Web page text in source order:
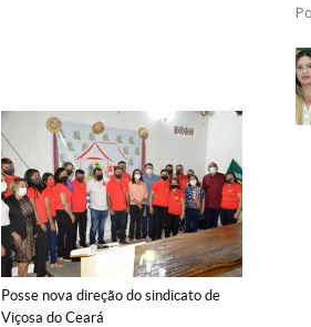
Posse nova direção do sindicato de
Viçosa do Ceará